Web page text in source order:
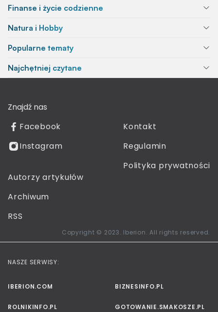
Finanse i życie codzienne
Natura i Hobby
Popularne tematy
Najchętniej czytane
Znajdź nas
Facebook
Instagram
Kontakt
Regulamin
Polityka prywatności
Autorzy artykułów
Archiwum
RSS
Copyright © 2023. Iberion. All rights reserved.
NASZE SERWISY:
IBERION.COM BIZNESINFO.PL
ROLNIKINFO.PL GOTOWANIE.SMAKOSZE.PL